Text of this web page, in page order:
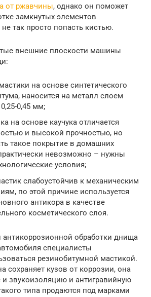
от ржавчины, однако он поможет
замкнутых элементов
не так просто попасть кистью.
внешние плоскости машины
на основе синтетического
наносится на металл слоем
0,45 мм;
на основе каучука отличается
и высокой прочностью, но
такое покрытие в домашних
невозможно – нужны
условия;
слабоустойчив к механическим
по этой причине используется
антикора в качестве
косметического слоя.
антикоррозионной обработки днища
специалисты
резинобитумной мастикой.
сохраняет кузов от коррозии, она
и звукоизоляцию и антигравийную
типа продаются под марками